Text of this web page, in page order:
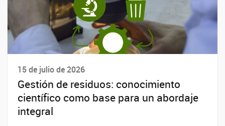
15 de julio de 2026
Gestión de residuos: conocimiento
científico como base para un abordaje
integral